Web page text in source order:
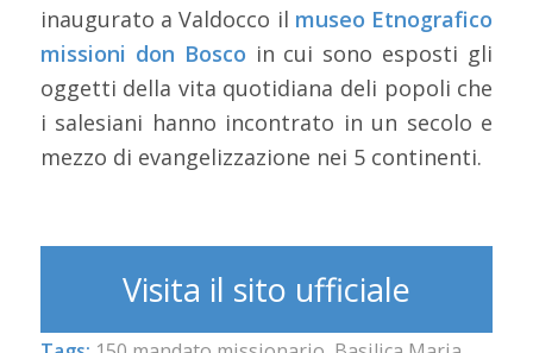
inaugurato a Valdocco il museo Etnografico
missioni don Bosco in cui sono esposti gli
oggetti della vita quotidiana deli popoli che
i salesiani hanno incontrato in un secolo e
mezzo di evangelizzazione nei 5 continenti.
Visita il sito ufficiale